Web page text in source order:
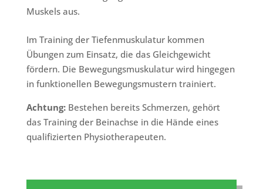
Muskels aus.
Im Training der Tiefenmuskulatur kommen
Übungen zum Einsatz, die das Gleichgewicht
fördern. Die Bewegungsmuskulatur wird hingegen
in funktionellen Bewegungsmustern trainiert.
Achtung: Bestehen bereits Schmerzen, gehört
das Training der Beinachse in die Hände eines
qualifizierten Physiotherapeuten.